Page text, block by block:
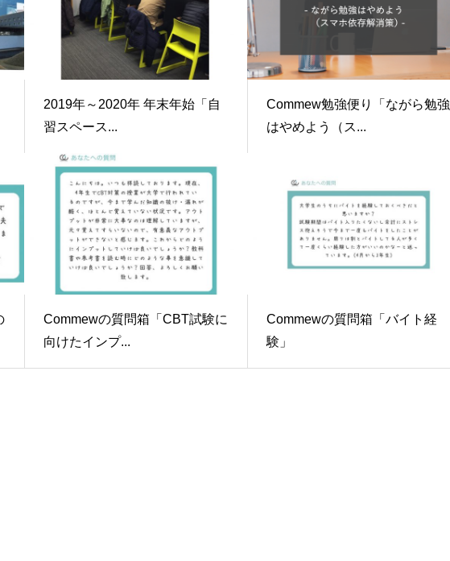
2019年～2020年 年末年始「自
習スペース...
Commew勉強便り「ながら勉強
はやめよう（ス...
Commewの質問箱「CBT試験に
向けたインプ...
Commewの質問箱「バイト経
験」